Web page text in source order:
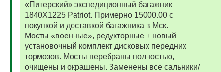
«Питерский» экспедиционный багажник
1840Х1225 Patriot. Примерно 15000.00 с
покупкой и доставкой багажника в Мск.
Мосты «военные», редукторные + новый
установочный комплект дисковых передних
тормозов. Мосты перебраны полностью,
очищены и окрашены. Заменены все сальники/